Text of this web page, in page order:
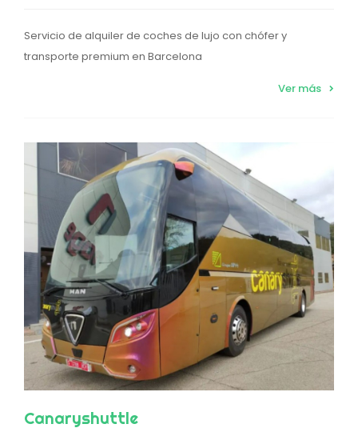
Servicio de alquiler de coches de lujo con chófer y
transporte premium en Barcelona
Ver más
Canaryshuttle